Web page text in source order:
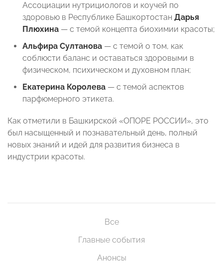
Ассоциации нутрициологов и коучей по
здоровью в Республике Башкортостан Дарья
Плюхина — с темой концепта биохимии красоты;
Альфира Султанова — с темой о том, как
соблюсти баланс и оставаться здоровыми в
физическом, психическом и духовном план;
Екатерина Королева — с темой аспектов
парфюмерного этикета.
Как отметили в Башкирской «ОПОРЕ РОССИИ», это
был насыщенный и познавательный день, полный
новых знаний и идей для развития бизнеса в
индустрии красоты.
Все
Главные события
Анонсы